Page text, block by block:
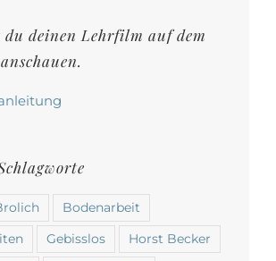
gewählt
du deinen Lehrfilm auf dem
Bodenarbeit
Gebisslos Horst Becker